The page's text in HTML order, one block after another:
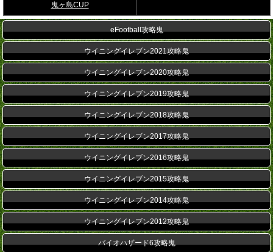
鬼ヶ島CUP
eFootball攻略鬼
ウイニングイレブン2021攻略鬼
ウイニングイレブン2020攻略鬼
ウイニングイレブン2019攻略鬼
ウイニングイレブン2018攻略鬼
ウイニングイレブン2017攻略鬼
ウイニングイレブン2016攻略鬼
ウイニングイレブン2015攻略鬼
ウイニングイレブン2014攻略鬼
ウイニングイレブン2012攻略鬼
バイオハザード6攻略鬼